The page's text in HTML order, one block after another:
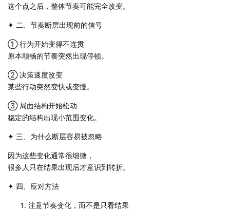
这个点之后，整体节奏可能完全改变。
✦ 二、节奏断层出现前的信号
① 行为开始变得不连贯
原本顺畅的节奏突然出现停顿。
② 决策速度改变
某些行动突然变快或变慢。
③ 局面结构开始松动
稳定的结构出现小范围变化。
✦ 三、为什么断层容易被忽略
因为这些变化通常很细微，
很多人只在结果出现后才意识到转折。
✦ 四、应对方法
注意节奏变化，而不是只看结果